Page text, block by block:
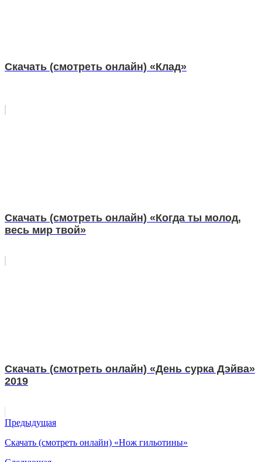
Скачать (смотреть онлайн) «Клад»
Скачать (смотреть онлайн) «Когда ты молод,
весь мир твой»
Скачать (смотреть онлайн) «День сурка Дэйва»
2019
Предыдущая
Скачать (смотреть онлайн) «Нож гильотины»